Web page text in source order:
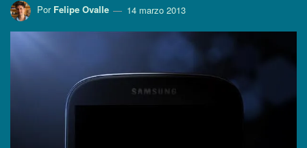
Por Felipe Ovalle 14 marzo 2013